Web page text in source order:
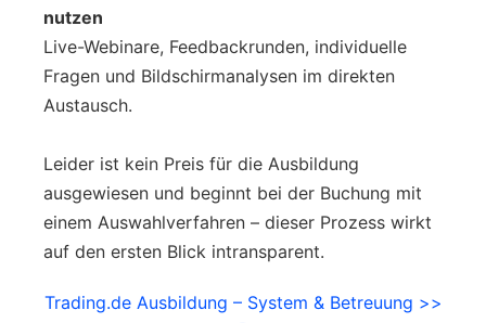
nutzen
Live-Webinare, Feedbackrunden, individuelle
Fragen und Bildschirmanalysen im direkten
Austausch.
Leider ist kein Preis für die Ausbildung
ausgewiesen und beginnt bei der Buchung mit
einem Auswahlverfahren – dieser Prozess wirkt
auf den ersten Blick intransparent.
Trading.de Ausbildung – System & Betreuung >>